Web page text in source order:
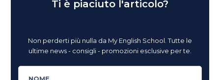
Ti è piaciuto l'articolo?
Non perderti più nulla da My English School. Tutte le
ultime news - consigli - promozioni esclusive per te.